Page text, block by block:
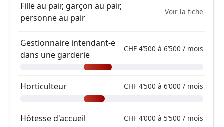
Fille au pair, garçon au pair,
personne au pair
Voir la fiche
Gestionnaire intendant-e
dans une garderie
CHF 4’500 à 6’500 / mois
Horticulteur CHF 4’500 à 6’000 / mois
Hôtesse d'accueil CHF 4’000 à 5’500 / mois